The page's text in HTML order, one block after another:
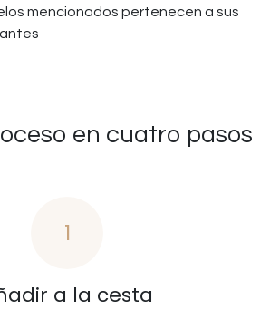
mencionados pertenecen a sus
en cuatro pasos
1
a la cesta